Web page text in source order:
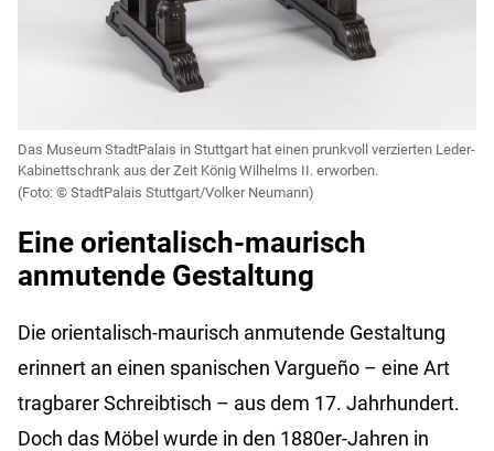
Das Museum StadtPalais in Stuttgart hat einen prunkvoll verzierten Leder-
Kabinettschrank aus der Zeit König Wilhelms II. erworben.
StadtPalais Stuttgart/Volker Neumann)
Eine orientalisch-maurisch
anmutende Gestaltung
Die orientalisch-maurisch anmutende Gestaltung
erinnert an einen spanischen Vargueño – eine Art
tragbarer Schreibtisch – aus dem 17. Jahrhundert.
Doch das Möbel wurde in den 1880er-Jahren in